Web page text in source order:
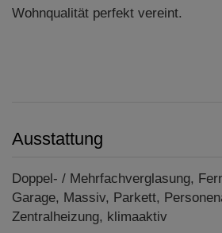
Wohnqualität perfekt vereint.
Ausstattung
Doppel- / Mehrfachverglasung
Garage Massiv Parkett
Zentralheizung klimaaktiv